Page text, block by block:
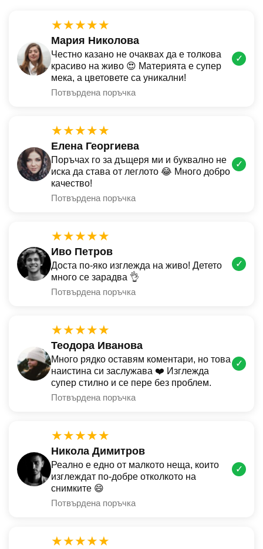
★★★★★
Мария Николова
Честно казано не очаквах да е толкова
красиво на живо 😍 Материята е супер
мека, а цветовете са уникални!
Потвърдена поръчка
✓
★★★★★
Елена Георгиева
Поръчах го за дъщеря ми и буквално не
иска да става от леглото 😂 Много добро
качество!
Потвърдена поръчка
✓
★★★★★
Иво Петров
Доста по-яко изглежда на живо! Детето
много се зарадва 👌
Потвърдена поръчка
✓
★★★★★
Теодора Иванова
Много рядко оставям коментари, но това
наистина си заслужава ❤️ Изглежда
супер стилно и се пере без проблем.
Потвърдена поръчка
✓
★★★★★
Никола Димитров
Реално е едно от малкото неща, които
изглеждат по-добре отколкото на
снимките 😄
Потвърдена поръчка
✓
★★★★★